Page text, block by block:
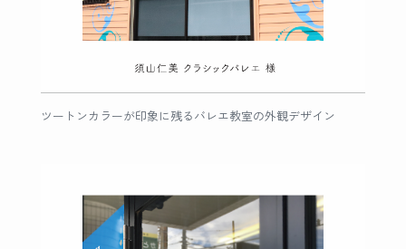
ツートンカラーが印象に残るバレエ教室の外観デザイン